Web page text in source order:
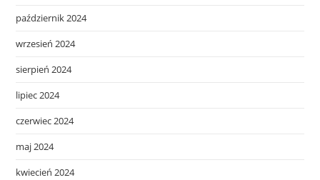
październik 2024
wrzesień 2024
sierpień 2024
lipiec 2024
czerwiec 2024
maj 2024
kwiecień 2024